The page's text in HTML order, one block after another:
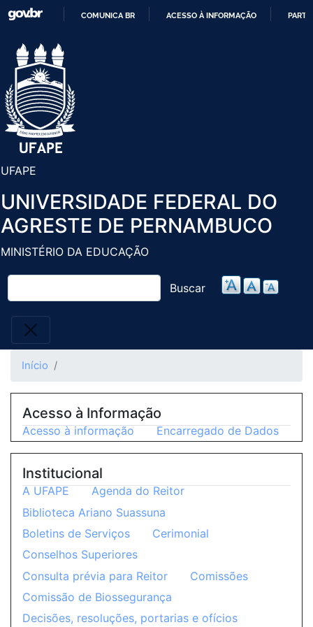
Pular
COMUNICA BR ACESSO À INFORMAÇÃO
UFAPE
UNIVERSIDADE FEDERAL DO
AGRESTE DE PERNAMBUCO
MINISTÉRIO DA EDUCAÇÃO
Buscar
Início
Acesso à Informação
Acesso à informação Encarregado de Dados
Institucional
A UFAPE
Agenda do Reitor
Biblioteca Ariano Suassuna
Boletins de Serviços
Cerimonial
Conselhos Superiores
Consulta prévia para Reitor
Comissões
Comissão de Biossegurança
Decisões, resoluções, portarias e ofícios